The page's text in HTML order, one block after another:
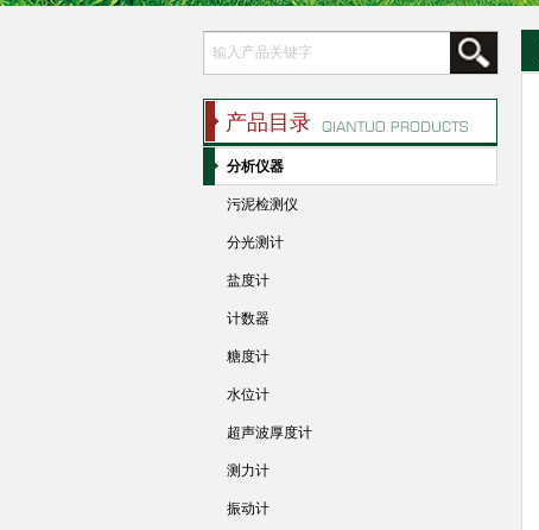
产品目录
分析仪器
污泥检测仪
分光测计
盐度计
计数器
糖度计
水位计
超声波厚度计
测力计
振动计